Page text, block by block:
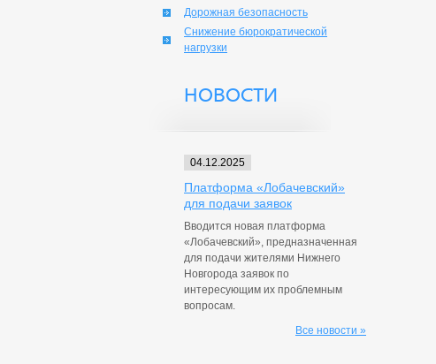
Дорожная безопасность
Снижение бюрократической
нагрузки
НОВОСТИ
04.12.2025
Платформа «Лобачевский»
для подачи заявок
Вводится новая платформа
«Лобачевский», предназначенная
для подачи жителями Нижнего
Новгорода заявок по
интересующим их проблемным
вопросам.
Все новости »